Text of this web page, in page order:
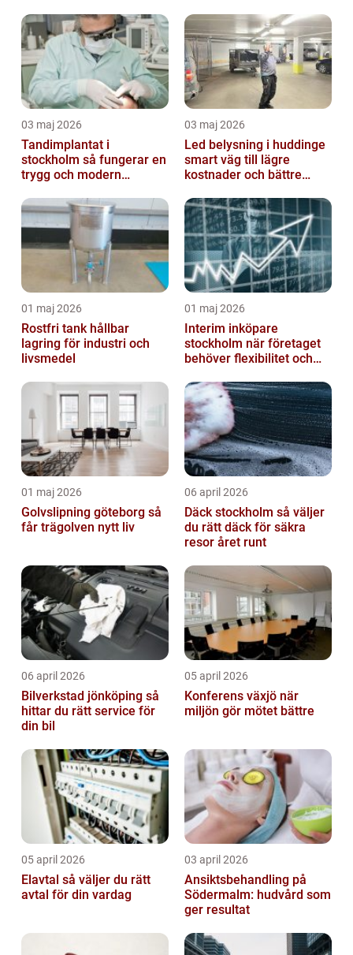
03 maj 2026
Tandimplantat i
stockholm så fungerar en
trygg och modern
03 maj 2026
Led belysning i huddinge
smart väg till lägre
kostnader och bättre
01 maj 2026
Rostfri tank hållbar
lagring för industri och
livsmedel
01 maj 2026
Interim inköpare
stockholm när företaget
behöver flexibilitet och
01 maj 2026
Golvslipning göteborg så
får trägolven nytt liv
06 april 2026
Däck stockholm så väljer
du rätt däck för säkra
resor året runt
06 april 2026
Bilverkstad jönköping så
hittar du rätt service för
din bil
05 april 2026
Konferens växjö när
miljön gör mötet bättre
05 april 2026
Elavtal så väljer du rätt
avtal för din vardag
03 april 2026
Ansiktsbehandling på
Södermalm: hudvård som
ger resultat